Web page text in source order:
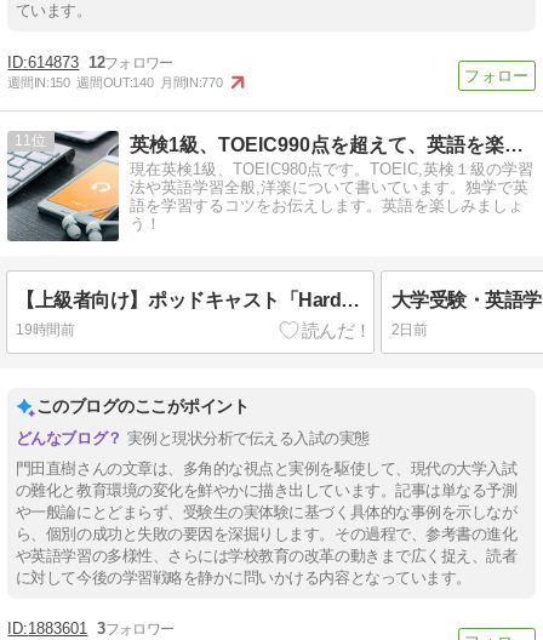
ています。
614873 12
週間IN:150 週間OUT:140 月間IN:770
11 英検1級、TOEIC990点を超えて、英語を楽しむブログ
現在英検1級、TOEIC980点です。TOEIC,英検１級の学習
法や英語学習全般,洋楽について書いています。独学で英
語を学習するコツをお伝えします。英語を楽しみましょ
う！
【上級者向け】ポッドキャスト「Hardcore History」で英語と世界史を同時に学ぶ
19時間前 2日前
このブログのここがポイント
実例と現状分析で伝える入試の実態
門田直樹さんの文章は、多角的な視点と実例を駆使して、現代の大学入試
の難化と教育環境の変化を鮮やかに描き出しています。記事は単なる予測
や一般論にとどまらず、受験生の実体験に基づく具体的な事例を示しなが
ら、個別の成功と失敗の要因を深掘りします。その過程で、参考書の進化
や英語学習の多様性、さらには学校教育の改革の動きまで広く捉え、読者
に対して今後の学習戦略を静かに問いかける内容となっています。
1883601 3